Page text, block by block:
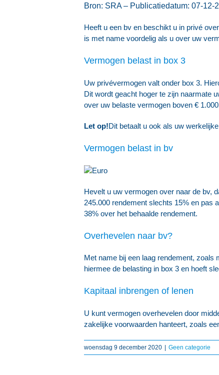
Bron: SRA – Publicatiedatum: 07-12-
Heeft u een bv en beschikt u in privé
is met name voordelig als u over uw
Vermogen belast in box 3
Uw privévermogen valt onder box 3.
Dit wordt geacht hoger te zijn naarmate
over uw belaste vermogen boven €
Let op!Dit betaalt u ook als uw
Vermogen belast in bv
Hevelt u uw vermogen over naar de bv,
245.000 rendement slechts 15% en pas
38% over het behaalde rendement.
Overhevelen naar bv?
Met name bij een laag rendement, zoals
hiermee de belasting in box 3 en hoeft
Kapitaal inbrengen of lenen
U kunt vermogen overhevelen door
zakelijke voorwaarden hanteert, zoals
woensdag 9 december 2020 Geen categorie